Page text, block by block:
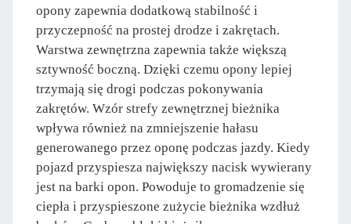
opony zapewnia dodatkową stabilność i
przyczepność na prostej drodze i zakrętach.
Warstwa zewnętrzna zapewnia także większą
sztywność boczną. Dzięki czemu opony lepiej
trzymają się drogi podczas pokonywania
zakrętów. Wzór strefy zewnętrznej bieżnika
wpływa również na zmniejszenie hałasu
generowanego przez oponę podczas jazdy. Kiedy
pojazd przyspiesza największy nacisk wywierany
jest na barki opon. Powoduje to gromadzenie się
ciepła i przyspieszone zużycie bieżnika wzdłuż